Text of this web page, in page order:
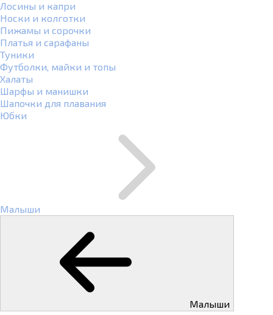
Лосины и капри
Носки и колготки
Пижамы и сорочки
Платья и сарафаны
Туники
Футболки, майки и топы
Халаты
Шарфы и манишки
Шапочки для плавания
Юбки
Малыши
Малыши